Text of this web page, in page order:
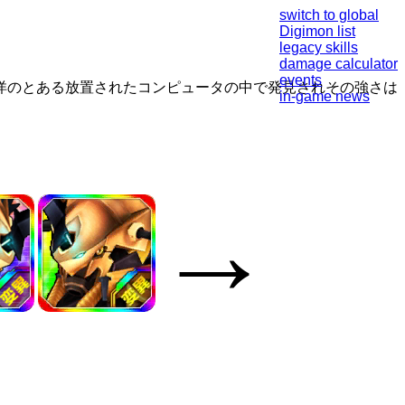
switch to global
Digimon list
legacy skills
damage calculator
events
in-game news
とある放置されたコンピュータの中で発見されその強さは
→